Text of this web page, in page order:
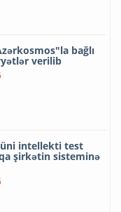
bağlı
verilib
intellekti test
şirkətin sisteminə